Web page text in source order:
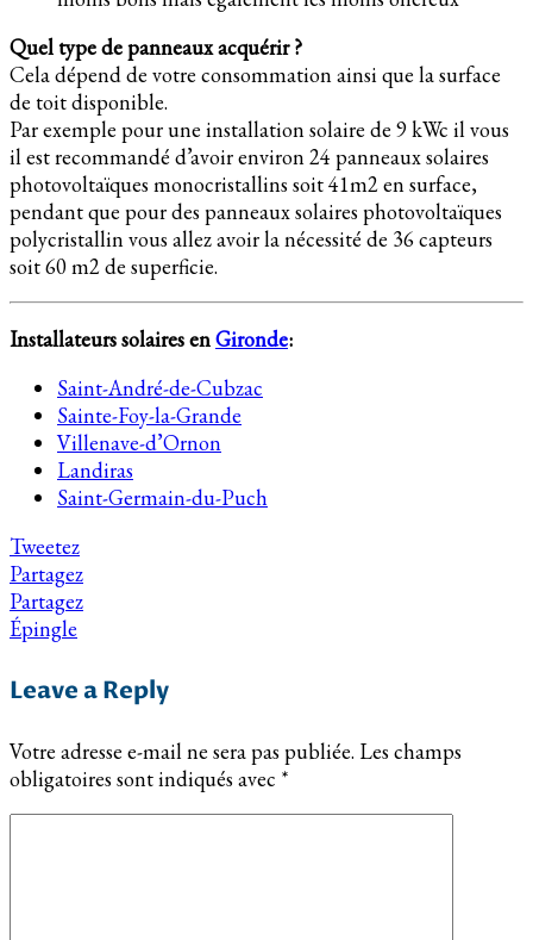
Quel type de panneaux acquérir ?
Cela dépend de votre consommation ainsi que la surface
de toit disponible.
Par exemple pour une installation solaire de 9 kWc il vous
il est recommandé d’avoir environ 24 panneaux solaires
photovoltaïques monocristallins soit 41m2 en surface,
pendant que pour des panneaux solaires photovoltaïques
polycristallin vous allez avoir la nécessité de 36 capteurs
soit 60 m2 de superficie.
Installateurs solaires enGironde:
Saint-André-de-Cubzac
Sainte-Foy-la-Grande
Villenave-d’Ornon
Landiras
Saint-Germain-du-Puch
Tweetez
Partagez
Partagez
Épingle
Leave a Reply
Votre adresse e-mail ne sera pas publiée. Les champs
obligatoires sont indiqués avec *